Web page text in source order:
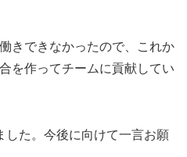
きできなかったので、これか
を作ってチームに貢献してい
した。今後に向けて一言お願